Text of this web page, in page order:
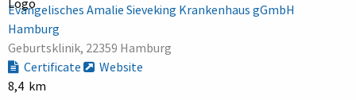
Evangelisches Amalie Sieveking Krankenhaus gGmbH
Hamburg
Geburtsklinik, 22359 Hamburg
Certificate
Website
8,4 km